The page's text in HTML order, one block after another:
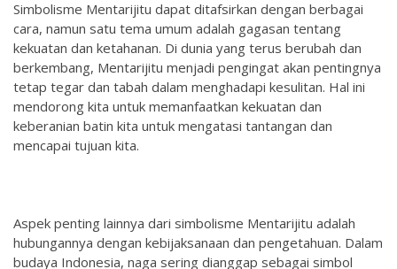
Simbolisme Mentarijitu dapat ditafsirkan dengan berbagai
cara, namun satu tema umum adalah gagasan tentang
kekuatan dan ketahanan. Di dunia yang terus berubah dan
berkembang, Mentarijitu menjadi pengingat akan pentingnya
tetap tegar dan tabah dalam menghadapi kesulitan. Hal ini
mendorong kita untuk memanfaatkan kekuatan dan
keberanian batin kita untuk mengatasi tantangan dan
mencapai tujuan kita.
Aspek penting lainnya dari simbolisme Mentarijitu adalah
hubungannya dengan kebijaksanaan dan pengetahuan. Dalam
budaya Indonesia, naga sering dianggap sebagai simbol